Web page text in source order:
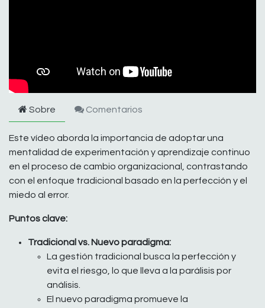
Sobre Comentarios
Este vídeo aborda la importancia de adoptar una
mentalidad de experimentación y aprendizaje continuo
en el proceso de cambio organizacional, contrastando
con el enfoque tradicional basado en la perfección y el
miedo al error.
Puntos clave:
Tradicional vs. Nuevo paradigma:
La gestión tradicional busca la perfección y
evita el riesgo, lo que lleva a la parálisis por
análisis.
El nuevo paradigma promueve la